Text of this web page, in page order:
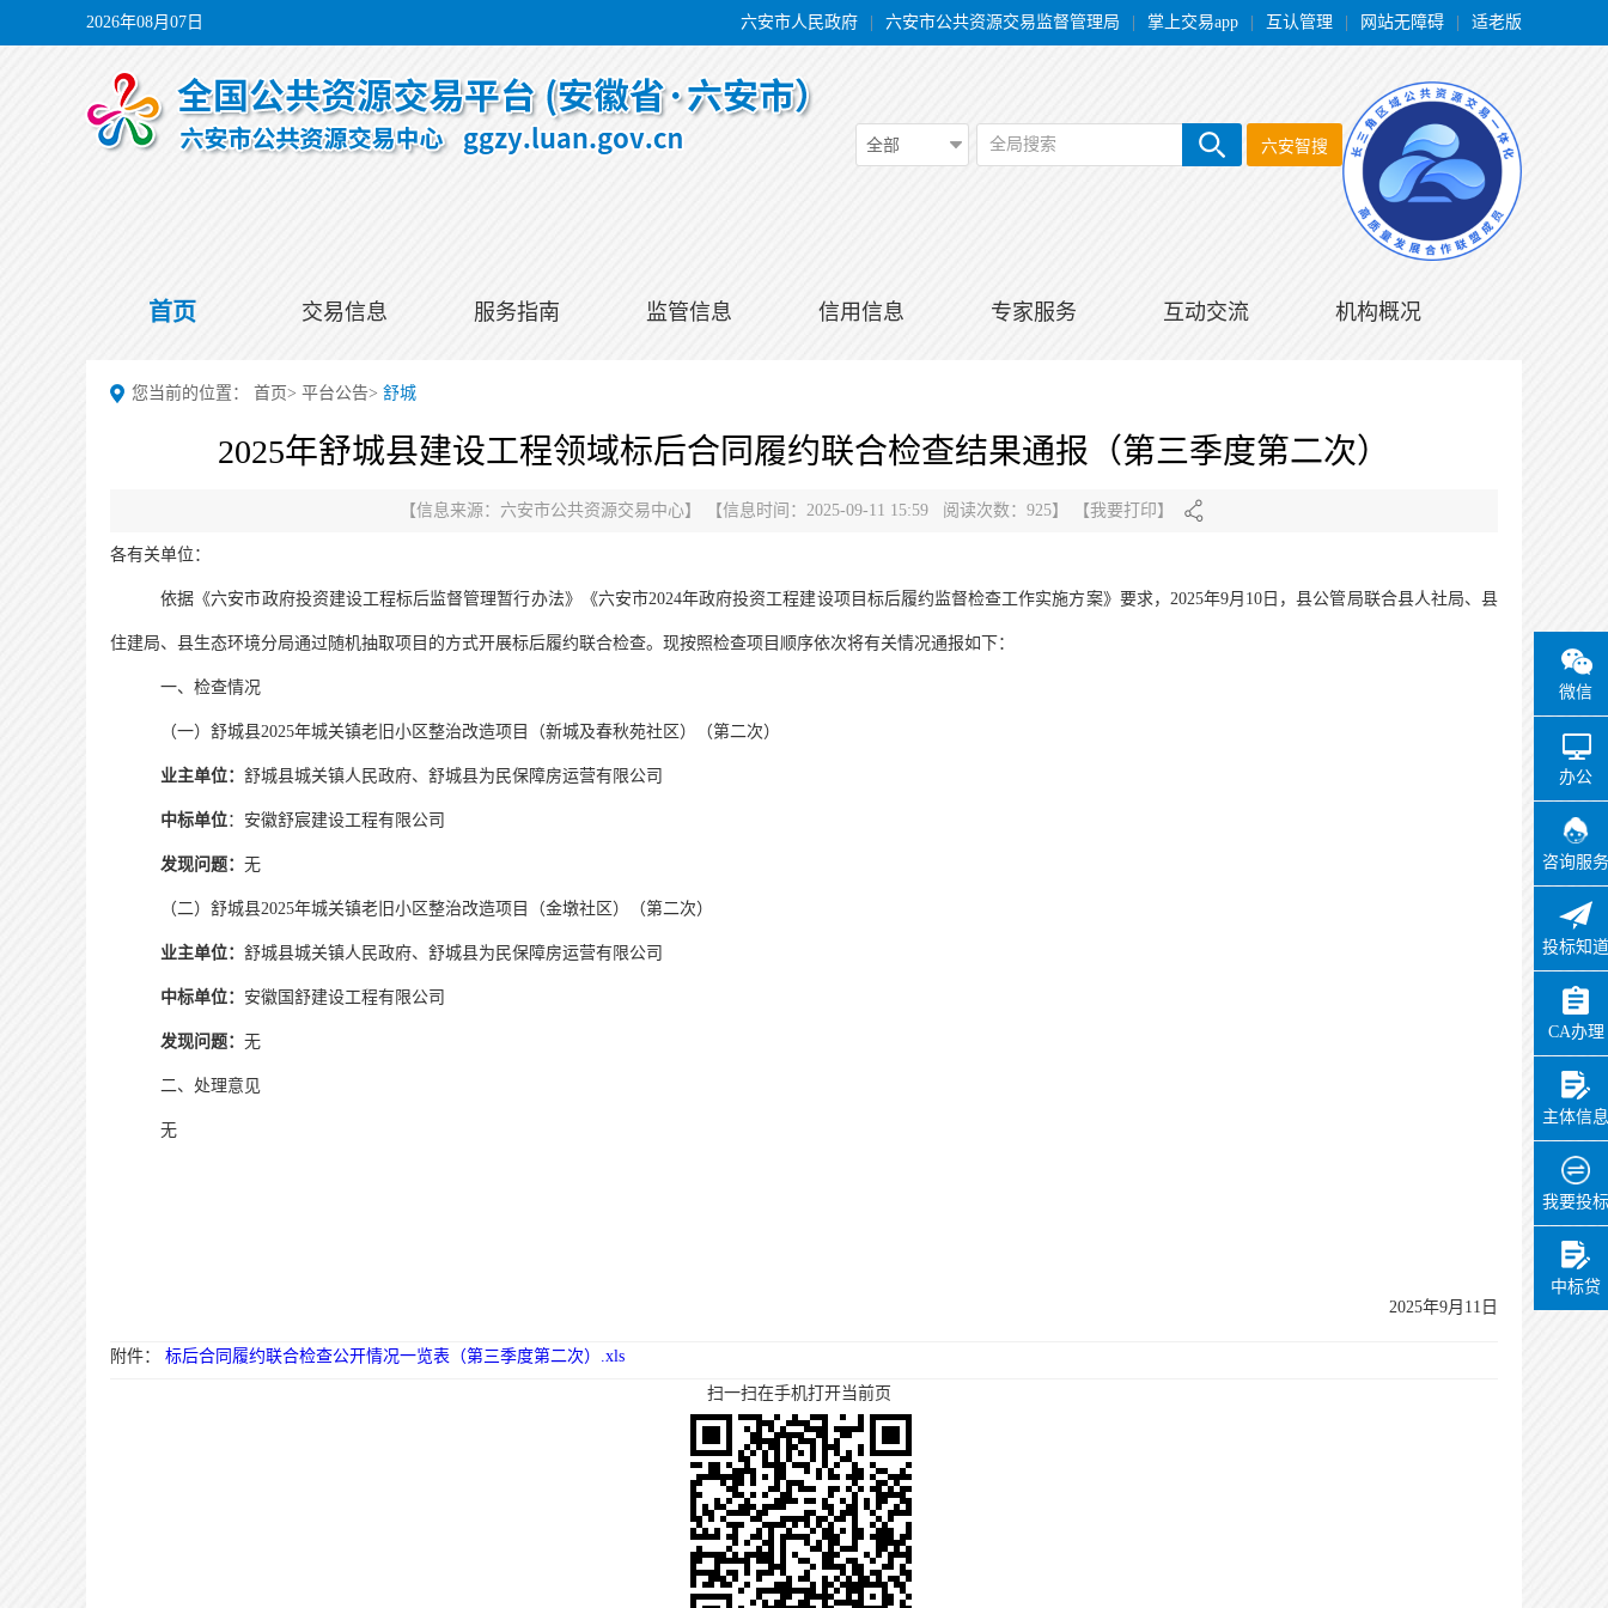
2026年08月07日 六安市人民政府 六安市公共资源交易监督管理局 掌上交易app 互认管理 网站无障碍 适老版
全部 全局搜索 六安智搜
首页 交易信息 服务指南 监管信息 信用信息 专家服务 互动交流 机构概况
微信
办公
咨询服务
投标知道
CA办理
主体信息
我要投标
中标贷
您当前的位置： 首页> 平台公告> 舒城
2025年舒城县建设工程领域标后合同履约联合检查结果通报（第三季度第二次）
【信息来源： 六安市公共资源交易中心】 【信息时间：2025-09-11 15:59 阅读次数： 925】 【我要打印】
各有关单位：
依据《六安市政府投资建设工程标后监督管理暂行办法》《六安市2024年政府投资工程建设项目标后履约监督检查工作实施方案》要求， 2025年9月 10 日，县公管局联合县人社局、县
住建局、县生态环境分局通过随机抽取项目的方式开展标后履约联合检查。现按照检查项目顺序依次将有关情况通报如下：
一、检查情况
（一）舒城县2025年城关镇老旧小区整治改造项目（新城及春秋苑社区）（第二次）
业主单位：舒城县城关镇人民政府、舒城县为民保障房运营有限公司
中标单位： 安徽舒宸建设工程有限公司
发现问题：无
（二）舒城县2025年城关镇老旧小区整治改造项目（金墩社区）（第二次）
业主单位：舒城县城关镇人民政府、舒城县为民保障房运营有限公司
中标单位： 安徽国舒建设工程有限公司
发现问题：无
二、 处理意见
无
2025年9月 11 日
附件： 标后合同履约联合检查公开情况一览表（第三季度第二次）.xls
扫一扫在手机打开当前页